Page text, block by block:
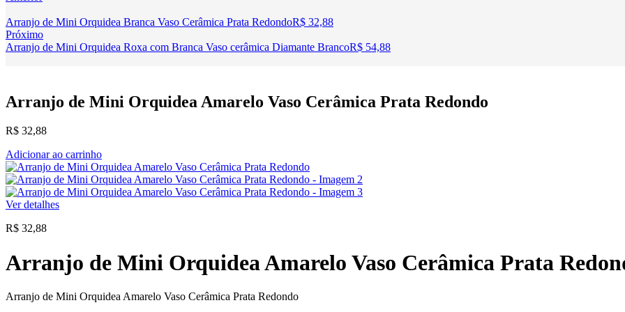
Arranjo de Mini Orquidea Branca Vaso Cerâmica Prata RedondoR$ 32,88
Próximo
Arranjo de Mini Orquidea Roxa com Branca Vaso cerâmica Diamante BrancoR$ 54,88
Arranjo de Mini Orquidea Amarelo Vaso Cerâmica Prata Redondo
R$ 32,88
Adicionar ao carrinho
Ver detalhes
R$ 32,88
Arranjo de Mini Orquidea Amarelo Vaso Cerâmica Prata
Arranjo de Mini Orquidea Amarelo Vaso Cerâmica Prata Redondo